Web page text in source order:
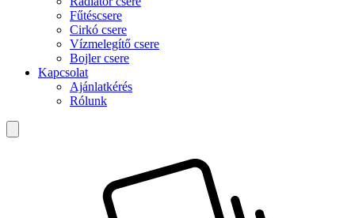
Fűtéscsere
Cirkó csere
Vízmelegítő csere
Bojler csere
Kapcsolat
Ajánlatkérés
Rólunk